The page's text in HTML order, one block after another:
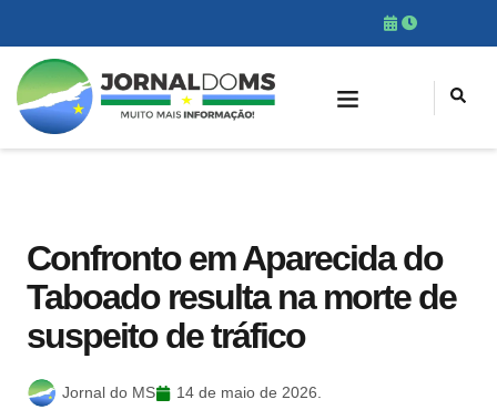
Confronto em Aparecida do
Taboado resulta na morte de
suspeito de tráfico
Jornal do MS 14 de maio de 2026.